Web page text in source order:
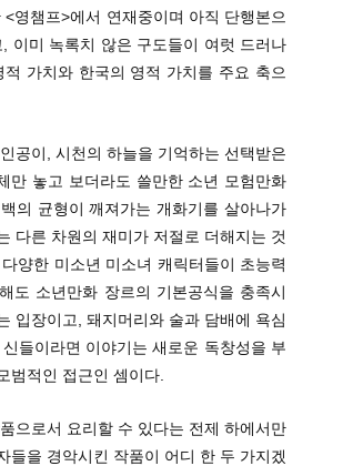
영챔프>에서 연재중이며 아직 단행본으
이미 녹록치 않은 구도들이 여럿 드러나
가치와 한국의 영적 가치를 주요 축으
공이, 시천의 하늘을 기억하는 선택받은
만 놓고 보더라도 쓸만한 소년 모험만화
의 균형이 깨져가는 개화기를 살아나가
다른 차원의 재미가 저절로 더해지는 것
양한 미소년 미소녀 캐릭터들이 초능력
도 소년만화 장르의 기본공식을 충족시
입장이고, 돼지머리와 술과 담배에 욕심
들이라면 이야기는 새로운 독창성을 부
범적인 접근인 셈이다.
으로서 요리할 수 있다는 전제 하에서만
들을 경악시킨 작품이 어디 한 두 가지겠